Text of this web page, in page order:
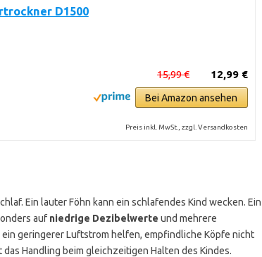
D1500
12,99 €
15,99 €
Bei Amazon ansehen
Preis inkl. MwSt., zzgl. Versandkosten
Ein lauter Föhn kann ein schlafendes Kind wecken. Ein
auf niedrige Dezibelwerte und mehrere
geringerer Luftstrom helfen, empfindliche Köpfe nicht
Handling beim gleichzeitigen Halten des Kindes.